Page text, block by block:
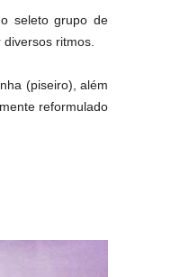
seleto grupo de
ritmos.
(piseiro), além
reformulado